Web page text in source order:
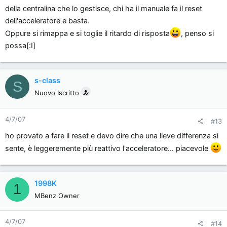
ha le sue
poi a quel punto,...non sò immagino, se uno vuole
una ris
p più reattiva mette su direttamente il famoso
sprintbooster
kickdown per abituarla ad essere sempre bella pronta e
reattiva
, ma mi immagino in coda come potrebbero
guardarti i colleghi automobilisti in fila
della centralina che lo gestisce, chi ha il manuale fa il reset
dell'acceleratore e basta.
Oppure si rimappa e si toglie il ritardo di risposta
, penso si
possa[:I]
S s-class
Nuovo Iscritto
4/7/07 #13
ho provato a fare il reset e devo dire che una lieve differenza si
sente, è leggeremente più reattivo l'acceleratore... piacevole
1 1998K
MBenz Owner
4/7/07 #14